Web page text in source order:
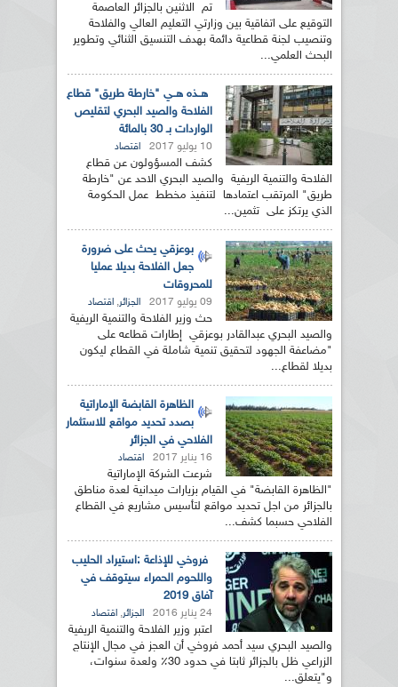
تم الاثنين بالجزائر العاصمة
التوقيع على اتفاقية بين وزارتي التعليم العالي والفلاحة
وتنصيب لجنة قطاعية دائمة بهدف التنسيق الثنائي وتطوير
البحث العلمي...
هــذه هــي "خارطة طريق" قطاع
الفلاحة والصيد البحري لتقليص
الواردات بـ 30 بالمائة
10 يوليو 2017 اقتصاد
كشف المسؤولون عن قطاع
الفلاحة والتنمية الريفية والصيد البحري الاحد عن "خارطة
طريق" المرتقب اعتمادها لتنفيذ مخطط عمل الحكومة
الذي يرتكز على تثمين...
بوعزقي يحث على ضرورة
جعل الفلاحة بديلا عمليا
للمحروقات
09 يوليو 2017 الجزائر, اقتصاد
حث وزير الفلاحة والتنمية الريفية
والصيد البحري عبدالقادر بوعزقي إطارات قطاعه على
"مضاعفة الجهود لتحقيق تنمية شاملة في القطاع ليكون
بديلا لقطاع...
الظاهرة القابضة الإماراتية
بصدد تحديد مواقع للاستثمار
الفلاحي في الجزائر
16 يناير 2017 اقتصاد
شرعت الشركة الإماراتية
"الظاهرة القابضة" في القيام بزيارات ميدانية لعدة مناطق
بالجزائر من اجل تحديد مواقع لتأسيس مشاريع في القطاع
الفلاحي حسبما كشف...
فروخي للإذاعة :استيراد الحليب
واللحوم الحمراء سيتوقف في
آفاق 2019
24 يناير 2016 الجزائر, اقتصاد
اعتبر وزير الفلاحة والتنمية الريفية
والصيد البحري سيد أحمد فروخي أن العجز في مجال الإنتاج
الزراعي ظل بالجزائر ثابتا في حدود 30٪ ولعدة سنوات،
و"يتعلق...